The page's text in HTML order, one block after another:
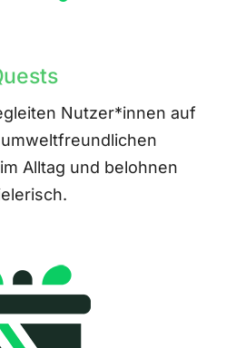
Nutzer*innen auf
Alltag und belohnen